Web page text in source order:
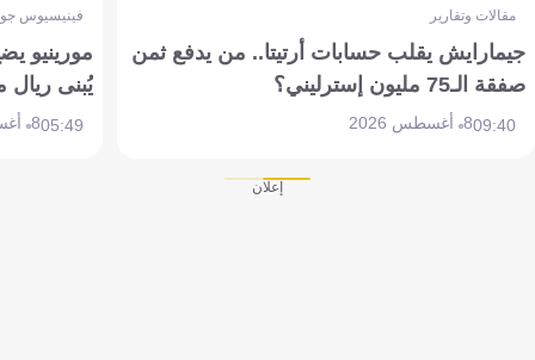
مقالات وتقارير
جيمارايش يقلب حسابات أرتيتا.. من يدفع ثمن
صفقة الـ75 مليون إسترليني؟
09:408 أغسطس 2026
فينيسيوس
مورينيو
يُبنى ريال
05:498 أغسطس 2026
إعلان